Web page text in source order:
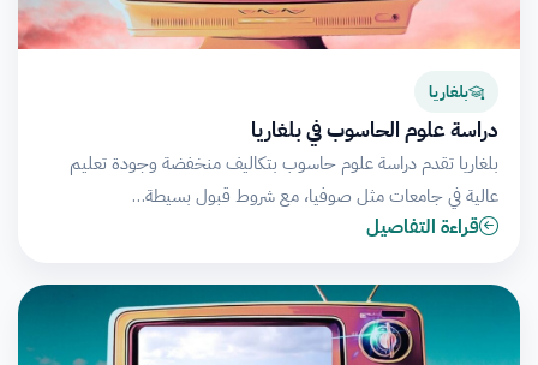
بلغاريا
دراسة علوم الحاسوب في بلغاريا
بلغاريا تقدم دراسة علوم حاسوب بتكاليف منخفضة وجودة تعليم
عالية في جامعات مثل صوفيا، مع شروط قبول بسيطة…
قراءة التفاصيل